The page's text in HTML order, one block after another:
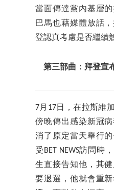
當面傳達黨內基層
巴馬也藉媒體放話
登認真考慮是否繼續
第三部曲：拜登宣
7月17日，在拉斯維
傍晚傳出感染新冠
消了原定當天舉行
受BET NEWS訪問時
生直接告知他，其
要退選，他就會重